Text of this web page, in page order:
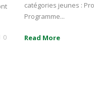
0
catégories jeunes :
Programme...
Read More